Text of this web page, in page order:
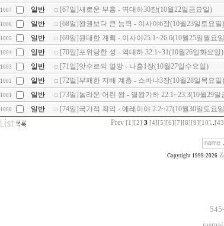
1007 일반 [67일]새로운 부흥 - 역대하30장(10월22일금요일)
1006 일반 [68일]왕권보다 큰 능력 - 이사야6장(10월23일토요일)
1005 일반 [69일]원대한 계획 - 이사야25:1~26:6(10월25일월요
1004 일반 [70일]포위당한 성 - 역대하 32:1~31(10월26일화요일)
1003 일반 [71일]앗수르의 멸망 - 나훔1장(10월27일수요일)
1002 일반 [72일]부패한 지배 계층 - 스바냐3장(10월28일목요일)
1001 일반 [73일]놀라운 어린 왕 - 열왕기하 22:1~23:3(10월29일
1000 일반 [74일]국가적 죄악 - 예레미야 2:2~27(10월30일토요
Prev [1] [2] 3 [4] [5] [6] [7] [8] [9] [10]
Copyright 1999-2026